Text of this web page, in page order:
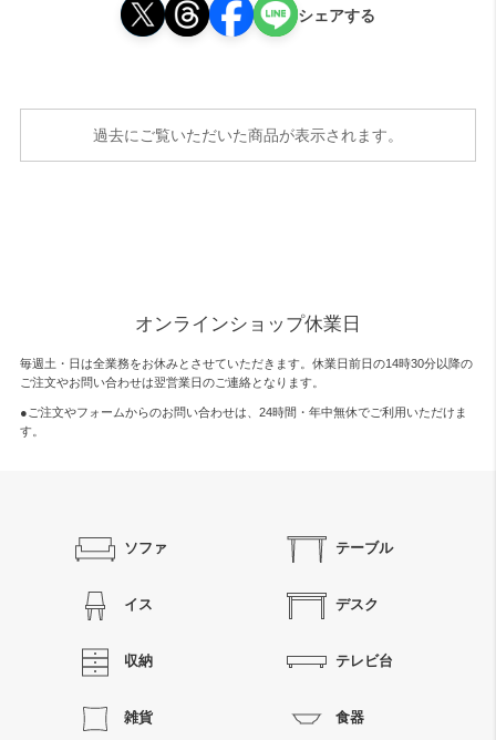
シェアする
過去にご覧いただいた商品が表示されます。
オンラインショップ休業日
毎週土・日は全業務をお休みとさせていただきます。休業日前日の14時30分以降の
ご注文やお問い合わせは翌営業日のご連絡となります。
●ご注文やフォームからのお問い合わせは、 24時間・年中無休でご利用いただけま
す。
ソファ テーブル
イス デスク
収納 テレビ台
雑貨 食器